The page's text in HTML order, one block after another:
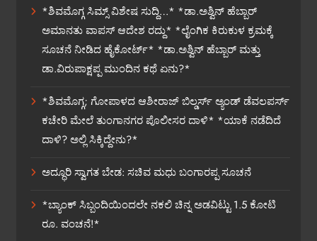
*ಶಿವಮೊಗ್ಗ ಸಿಮ್ಸ್ ವಿಶೇಷ ಸುದ್ದಿ…* *ಡಾ.ಅಶ್ವಿನ್ ಹೆಬ್ಬಾರ್
ಅಮಾನತು ವಾಪಸ್ ಆದೇಶ ರದ್ದು* *ಲೈಂಗಿಕ ಕಿರುಕುಳ ಕ್ರಮಕ್ಕೆ
ಸೂಚನೆ ನೀಡಿದ ಹೈಕೋರ್ಟ್* *ಡಾ.ಅಶ್ವಿನ್ ಹೆಬ್ಬಾರ್ ಮತ್ತು
ಡಾ.ವಿರುಪಾಕ್ಷಪ್ಪ ಮುಂದಿನ ಕಥೆ ಏನು?*
*ಶಿವಮೊಗ್ಗ; ಗೋಪಾಳದ ಆಶೀರಾಜ್ ಬಿಲ್ಡರ್ಸ್ ಅ್ಯಂಡ್ ಡೆವಲಪರ್ಸ್
ಕಚೇರಿ ಮೇಲೆ ತುಂಗಾನಗರ ಪೊಲೀಸರ ದಾಳಿ* *ಯಾಕೆ ನಡೆದಿದೆ
ದಾಳಿ? ಅಲ್ಲಿ ಸಿಕ್ಕಿದ್ದೇನು?*
ಅದ್ಧೂರಿ ಸ್ವಾಗತ ಬೇಡ: ಸಚಿವ ಮಧು ಬಂಗಾರಪ್ಪ ಸೂಚನೆ
*ಬ್ಯಾಂಕ್ ಸಿಬ್ಬಂದಿಯಿಂದಲೇ ನಕಲಿ ಚಿನ್ನ ಅಡವಿಟ್ಟು 1.5 ಕೋಟಿ
ರೂ. ವಂಚನೆ!*